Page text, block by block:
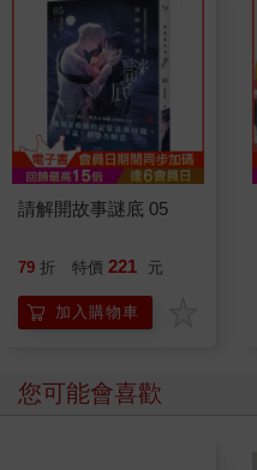
請解開故事謎底 05
79 折 特價 221 元
加入購物車
您可能會喜歡